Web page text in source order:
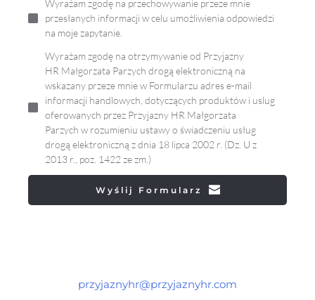
Wyrażam zgodę na przechowywanie przeze mnie
przesłanych informacji w celu umożliwienia odpowiedzi
na moje zapytanie.
Wyrażam zgodę na otrzymywanie od Przyjazny
HR Małgorzata Parzych drogą elektroniczną na
wskazany przeze mnie w Formularzu adres e-mail
informacji handlowych, dotyczących produktów i uslug
oferowanych przez Przyjazny HR Małgorzata
Parzych w rozumieniu ustawy o świadczeniu usług
drogą elektroniczną z dnia 18 lipca 2002 r. (Dz. U z
2013 r., poz. 1422 ze zm.)
Wyślij Formularz
przyjaznyhr@przyjaznyhr.com